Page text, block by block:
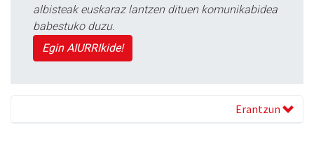
albisteak euskaraz lantzen dituen komunikabidea
babestuko duzu.
Egin AIURRIkide!
Erantzun